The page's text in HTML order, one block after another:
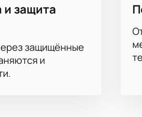
и защита
защищённые
и